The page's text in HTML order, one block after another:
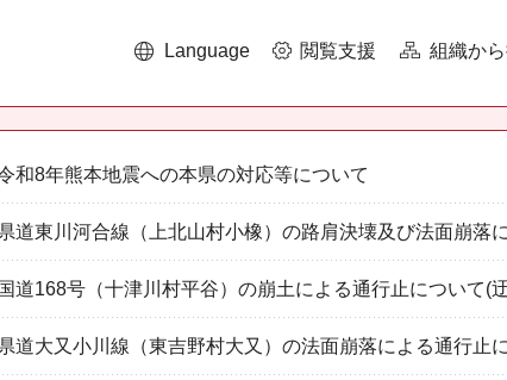
Language 閲覧支援 組織か
和8年熊本地震への本県の対応等について
道東川河合線（上北山村小橡）の路肩決壊及び法面崩落
道168号（十津川村平谷）の崩土による通行止について(
道大又小川線（東吉野村大又）の法面崩落による通行止